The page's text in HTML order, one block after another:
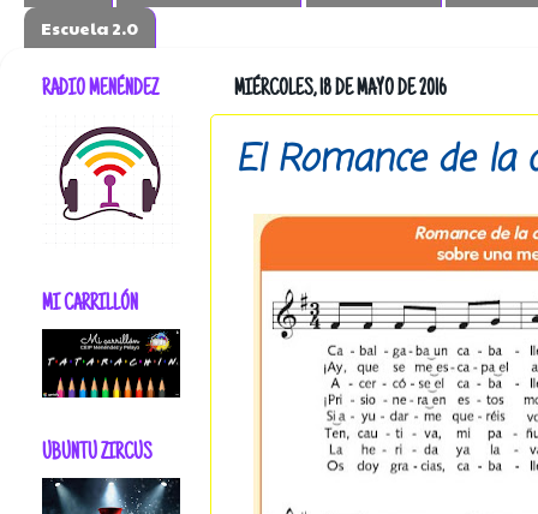
Escuela 2.0
MIÉRCOLES, 18 DE MAYO DE 2016
El Romance de la
RADIO MENÉNDEZ
MI CARRILLÓN
UBUNTU ZIRCUS